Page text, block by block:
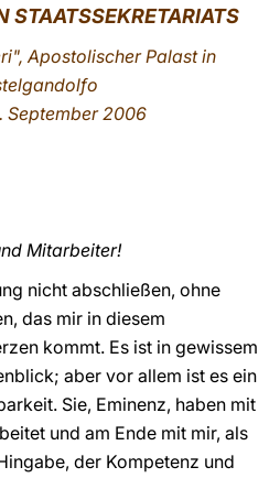
STAATSSEKRETARIATS
Apostolischer Palast in
September 2006
Mitarbeiter!
nicht abschließen, ohne
das mir in diesem
kommt. Es ist in gewissem
aber vor allem ist es ein
Sie, Eminenz, haben mit
und am Ende mit mir, als
der Kompetenz und